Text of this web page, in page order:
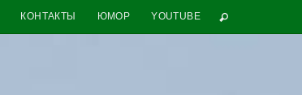
КОНТАКТЫ ЮМОР YOUTUBE